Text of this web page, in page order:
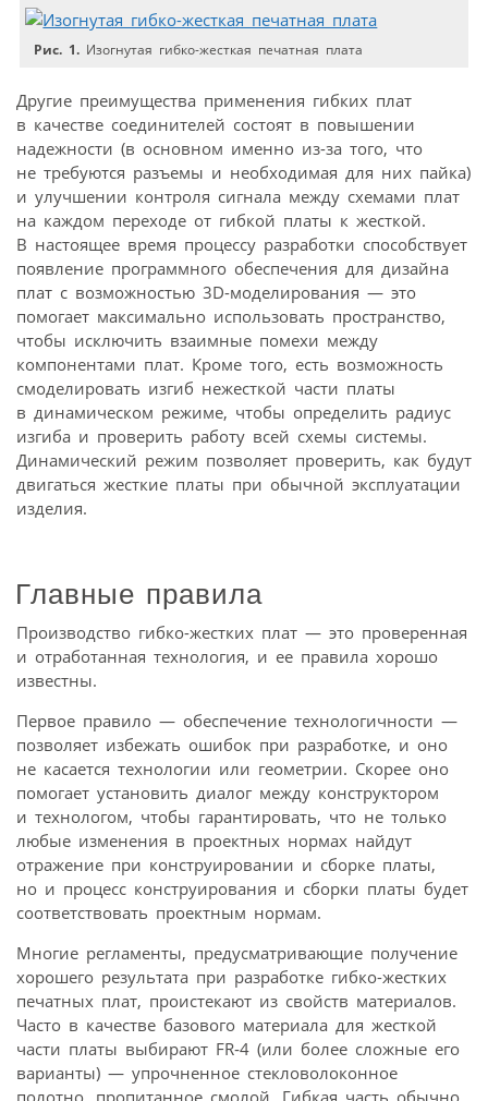
Рис. 1. Изогнутая гибко-жесткая печатная плата
Другие преимущества применения гибких плат
в качестве соединителей состоят в повышении
надежности (в основном именно из-за того, что
не требуются разъемы и необходимая для них пайка)
и улучшении контроля сигнала между схемами плат
на каждом переходе от гибкой платы к жесткой.
В настоящее время процессу разработки способствует
появление программного обеспечения для дизайна
плат с возможностью 3D-моделирования — это
помогает максимально использовать пространство,
чтобы исключить взаимные помехи между
компонентами плат. Кроме того, есть возможность
смоделировать изгиб нежесткой части платы
в динамическом режиме, чтобы определить радиус
изгиба и проверить работу всей схемы системы.
Динамический режим позволяет проверить, как будут
двигаться жесткие платы при обычной эксплуатации
изделия.
Главные правила
Производство гибко-жестких плат — это проверенная
и отработанная технология, и ее правила хорошо
известны.
Первое правило — обеспечение технологичности —
позволяет избежать ошибок при разработке, и оно
не касается технологии или геометрии. Скорее оно
помогает установить диалог между конструктором
и технологом, чтобы гарантировать, что не только
любые изменения в проектных нормах найдут
отражение при конструировании и сборке платы,
но и процесс конструирования и сборки платы будет
соответствовать проектным нормам.
Многие регламенты, предусматривающие получение
хорошего результата при разработке гибко-жестких
печатных плат, проистекают из свойств материалов.
Часто в качестве базового материала для жесткой
части платы выбирают FR‑4 (или более сложные его
варианты) — упрочненное стекловолоконное
полотно, пропитанное смолой. Гибкая часть обычно